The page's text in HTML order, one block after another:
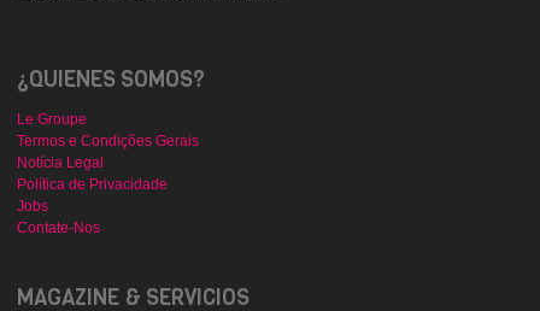
¿QUIENES SOMOS?
Le Groupe
Termos e Condições Gerais
Notícia Legal
Política de Privacidade
Jobs
Contate-Nos
MAGAZINE & SERVICIOS